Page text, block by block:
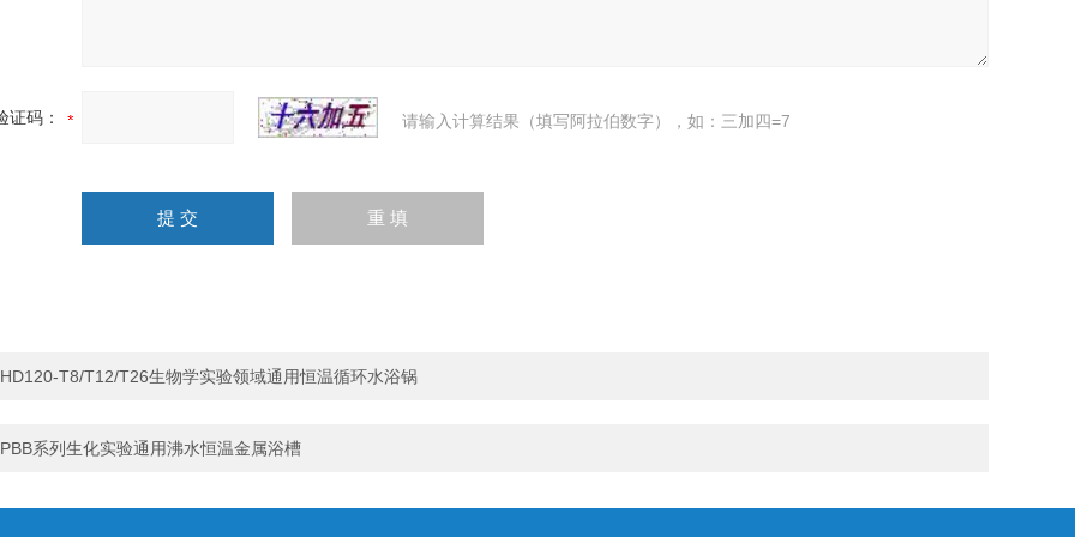
证码： 请输入计算结果（填写阿拉伯数字），如：三加四=7
HD120-T8/T12/T26生物学实验领域通用恒温循环水浴锅
PBB系列生化实验通用沸水恒温金属浴槽